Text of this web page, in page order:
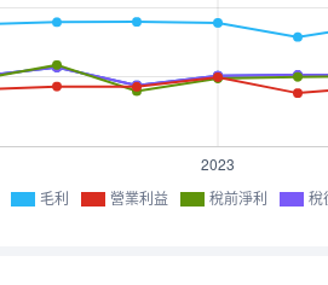
毛利 營業利益 稅前淨利 稅